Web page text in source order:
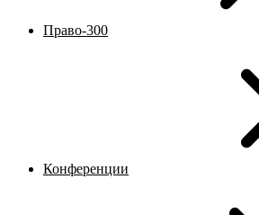
Право-300
Конференции